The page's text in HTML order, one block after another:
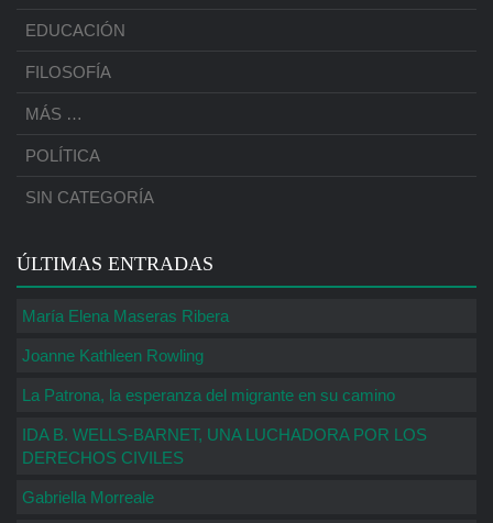
EDUCACIÓN
FILOSOFÍA
MÁS …
POLÍTICA
SIN CATEGORÍA
ÚLTIMAS ENTRADAS
María Elena Maseras Ribera
Joanne Kathleen Rowling
La Patrona, la esperanza del migrante en su camino
IDA B. WELLS-BARNET, UNA LUCHADORA POR LOS
DERECHOS CIVILES
Gabriella Morreale